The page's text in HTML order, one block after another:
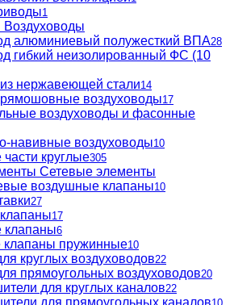
1
Воздуховоды
алюминиевый полужесткий ВПА28
гибкий неизолированный ФС (10
нержавеющей стали14
воздуховоды17
воздуховоды и фасонные
навивные воздуховоды10
круглые305
Сетевые элементы
воздушные клапаны10
27
17
клапаны6
пружинные10
круглых воздуховодов22
прямоугольных воздуховодов20
для круглых каналов22
для прямоугольных каналов